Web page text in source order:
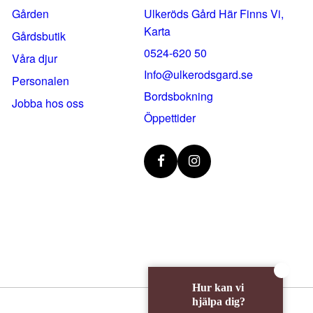
Gården
Gårdsbutik
Våra djur
Personalen
Jobba hos oss
Ulkeröds Gård Här Finns Vi,
Karta
0524-620 50
info@ulkerodsgard.se
Bordsbokning
Öppettider
Hur kan vi
hjälpa dig?